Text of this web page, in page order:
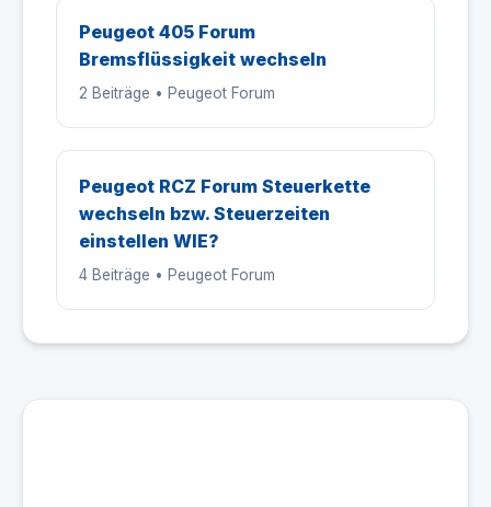
Peugeot 405 Forum
Bremsflüssigkeit wechseln
2 Beiträge • Peugeot Forum
Peugeot RCZ Forum Steuerkette
wechseln bzw. Steuerzeiten
einstellen WIE?
4 Beiträge • Peugeot Forum